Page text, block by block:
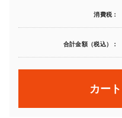
消費税：
合計金額（税込）：
カー